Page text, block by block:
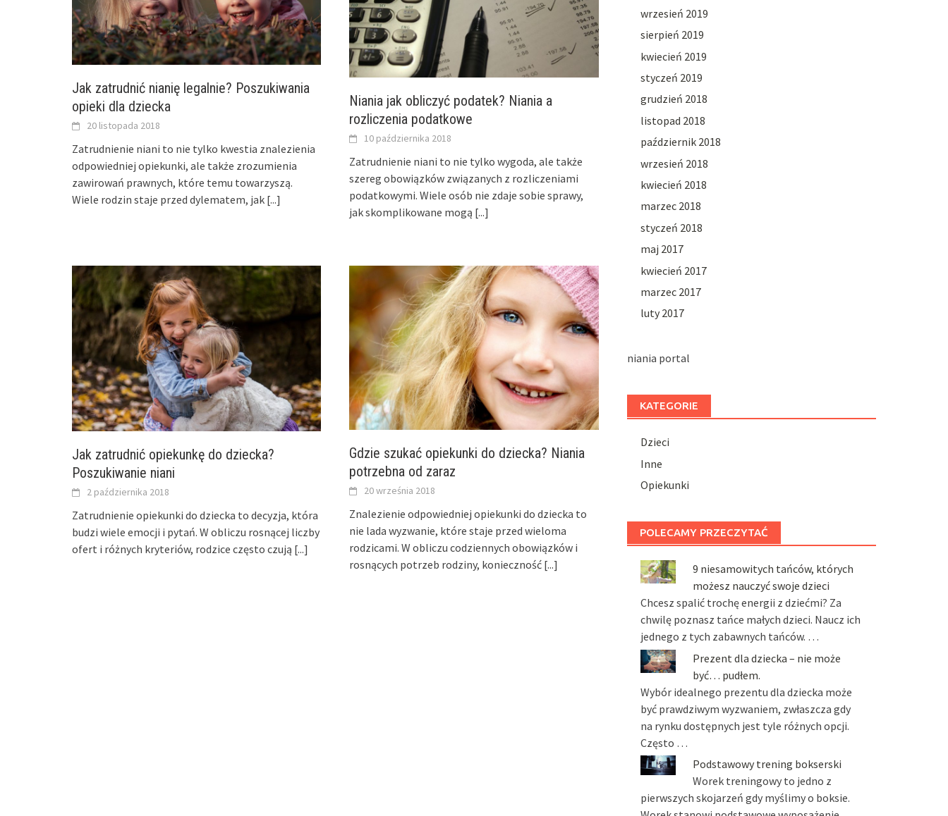
Jak zatrudnić nianię legalnie? Poszukiwania
opieki dla dziecka
20 listopada 2018
Zatrudnienie niani to nie tylko kwestia znalezienia
odpowiedniej opiekunki, ale także zrozumienia
zawirowań prawnych, które temu towarzyszą.
Wiele rodzin staje przed dylematem, jak [...]
Niania jak obliczyć podatek? Niania a
rozliczenia podatkowe
10 października 2018
Zatrudnienie niani to nie tylko wygoda, ale także
szereg obowiązków związanych z rozliczeniami
podatkowymi. Wiele osób nie zdaje sobie sprawy,
jak skomplikowane mogą [...]
Jak zatrudnić opiekunkę do dziecka?
Poszukiwanie niani
2 października 2018
Zatrudnienie opiekunki do dziecka to decyzja, która
budzi wiele emocji i pytań. W obliczu rosnącej liczby
ofert i różnych kryteriów, rodzice często czują [...]
Gdzie szukać opiekunki do dziecka? Niania
potrzebna od zaraz
20 września 2018
Znalezienie odpowiedniej opiekunki do dziecka to
nie lada wyzwanie, które staje przed wieloma
rodzicami. W obliczu codziennych obowiązków i
rosnących potrzeb rodziny, konieczność [...]
wrzesień 2019
sierpień 2019
kwiecień 2019
styczeń 2019
grudzień 2018
listopad 2018
październik 2018
wrzesień 2018
kwiecień 2018
marzec 2018
styczeń 2018
maj 2017
kwiecień 2017
marzec 2017
luty 2017
niania portal
KATEGORIE
Dzieci
Inne
Opiekunki
POLECAMY PRZECZYTAĆ
9 niesamowitych tańców, których
możesz nauczyć swoje dzieci
Chcesz spalić trochę energii z dziećmi? Za
chwilę poznasz tańce małych dzieci. Naucz ich
jednego z tych zabawnych tańców. …
Prezent dla dziecka – nie może
być… pudłem.
Wybór idealnego prezentu dla dziecka może
być prawdziwym wyzwaniem, zwłaszcza gdy
na rynku dostępnych jest tyle różnych opcji.
Często …
Podstawowy trening bokserski
Worek treningowy to jedno z
pierwszych skojarzeń gdy myślimy o boksie.